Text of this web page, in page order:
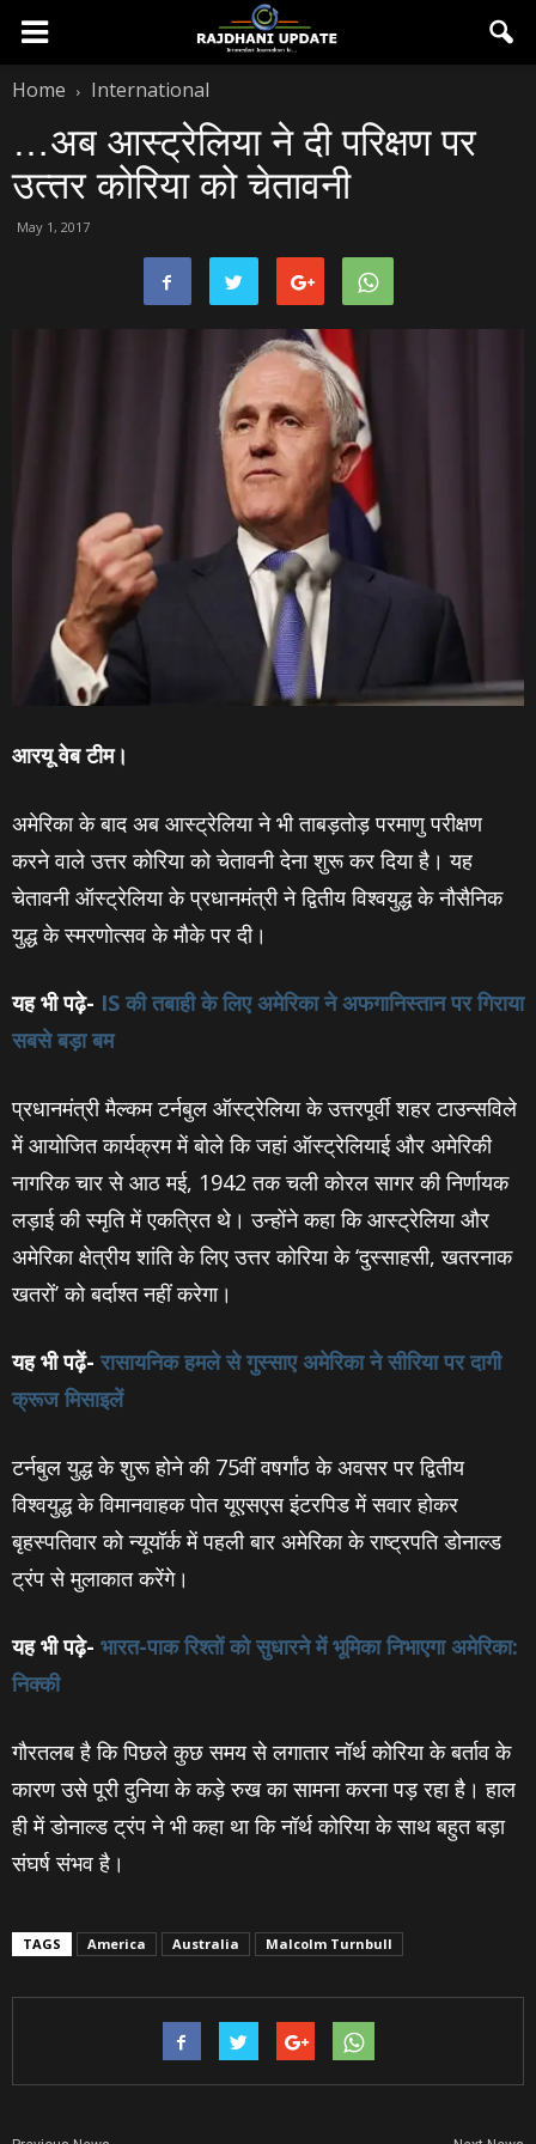
Home International
…अब आस्‍ट्रेलिया ने दी परिक्षण पर
उत्‍तर कोरिया को चेतावनी
May 1, 2017
आरयू वेब टीम।
अमेरिका के बाद अब आस्‍ट्रेलिया ने भी ताबड़तोड़ परमाणु परीक्षण
करने वाले उत्तर कोरिया को चेतावनी देना शुरू कर दिया है। यह
चेतावनी ऑस्ट्रेलिया के प्रधानमंत्री ने द्वितीय विश्‍वयुद्ध के नौसैनिक
युद्ध के स्मरणोत्सव के मौके पर दी।
यह भी पढ़े- IS की तबाही के लिए अमेरिका ने अफगानिस्‍तान पर गिराया
सबसे बड़ा बम
प्रधानमंत्री मैल्कम टर्नबुल ऑस्ट्रेलिया के उत्तरपूर्वी शहर टाउन्सविले
में आयोजित कार्यक्रम में बोले कि जहां ऑस्ट्रेलियाई और अमेरिकी
नागरिक चार से आठ मई, 1942 तक चली कोरल सागर की निर्णायक
लड़ाई की स्मृति में एकत्रित थे। उन्‍होंने कहा कि आस्‍ट्रेलिया और
अमेरिका क्षेत्रीय शांति के लिए उत्तर कोरिया के ‘दुस्साहसी, खतरनाक
खतरों’ को बर्दाश्त नहीं करेगा।
यह भी पढ़ें- रासायनिक हमले से गुस्‍साए अमेरिका ने सीरिया पर दागी
क्रूज मिसाइलें
टर्नबुल युद्ध के शुरू होने की 75वीं वषर्गांठ के अवसर पर द्वितीय
विश्वयुद्ध के विमानवाहक पोत यूएसएस इंटरपिड में सवार होकर
बृहस्पतिवार को न्यूयॉर्क में पहली बार अमेरिका के राष्ट्रपति डोनाल्ड
ट्रंप से मुलाकात करेंगे।
यह भी पढ़े- भारत-पाक रिश्‍तों को सुधारने में भूमिका निभाएगा अमेरिका:
निक्‍की
गौरतलब है कि पिछले कुछ समय से लगातार नॉर्थ कोरिया के बर्ताव के
कारण उसे पूरी दुनिया के कड़े रुख का सामना करना पड़ रहा है। हाल
ही में डोनाल्ड ट्रंप ने भी कहा था कि नॉर्थ कोरिया के साथ बहुत बड़ा
संघर्ष संभव है।
TAGS America Australia Malcolm Turnbull